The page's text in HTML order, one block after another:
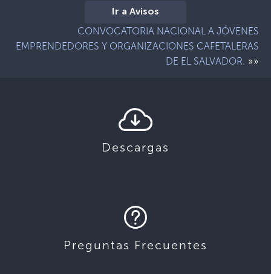
Ir a Avisos
CONVOCATORIA NACIONAL A JÓVENES
EMPRENDEDORES Y ORGANIZACIONES CAFETALERAS
DE EL SALVADOR. »»
Descargas
Preguntas Frecuentes